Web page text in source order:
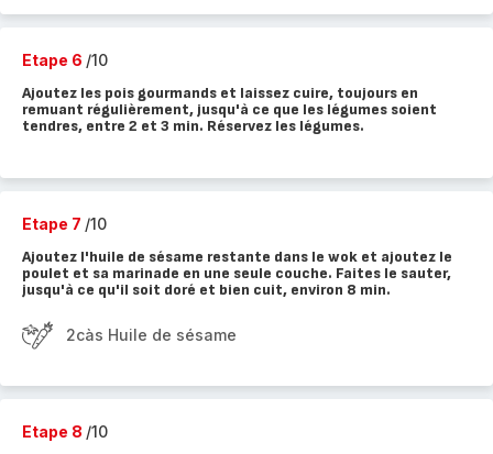
Etape 6 /10
Ajoutez les pois gourmands et laissez cuire, toujours en
remuant régulièrement, jusqu'à ce que les légumes soient
tendres, entre 2 et 3 min. Réservez les légumes.
Etape 7 /10
Ajoutez l'huile de sésame restante dans le wok et ajoutez le
poulet et sa marinade en une seule couche. Faites le sauter,
jusqu'à ce qu'il soit doré et bien cuit, environ 8 min.
2càs Huile de sésame
Etape 8 /10